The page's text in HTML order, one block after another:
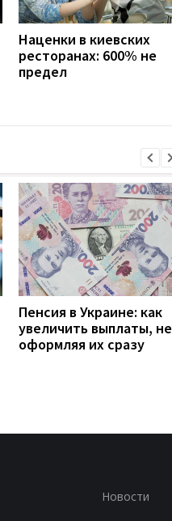
Наценки в киевских
ресторанах: 600% не
предел
Пенсия в Украине: как
увеличить выплаты, не
оформляя их сразу
Новости